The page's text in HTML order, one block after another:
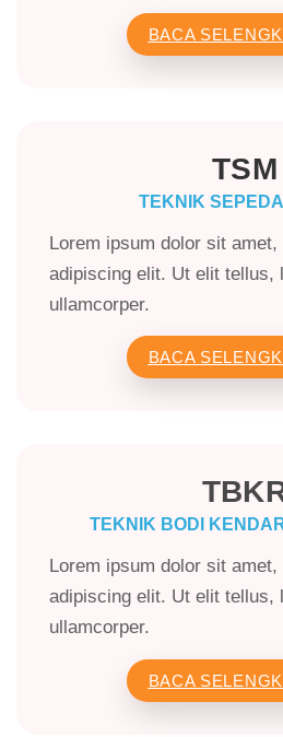
BACA
TSM
TEKNIK
Lorem ipsum dolor sit
adipiscing elit. Ut elit tellus,
ullamcorper.
BACA
TEKNIK BODI
Lorem ipsum dolor sit
adipiscing elit. Ut elit tellus,
ullamcorper.
BACA